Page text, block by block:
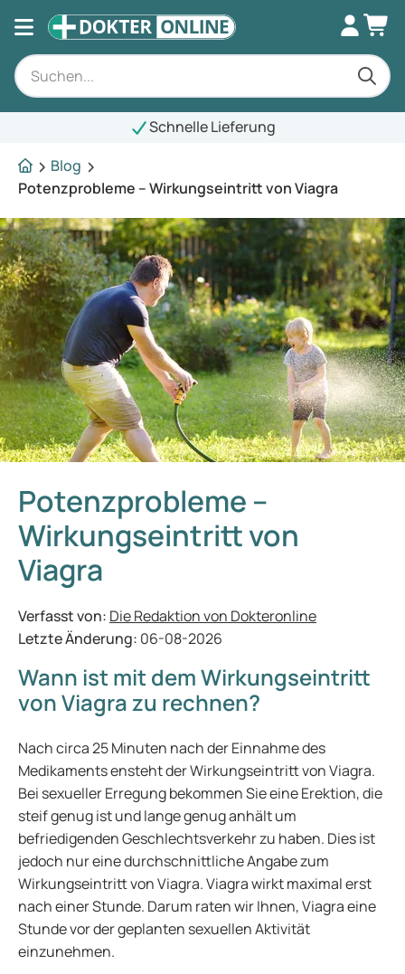
Schnelle Lieferung
Blog
Potenzprobleme – Wirkungseintritt von Viagra
Potenzprobleme –
Wirkungseintritt von
Viagra
Verfasst von: Die Redaktion von Dokteronline
Letzte Änderung: 06-08-2026
Wann ist mit dem Wirkungseintritt
von Viagra zu rechnen?
Nach circa 25 Minuten nach der Einnahme des
Medikaments ensteht der Wirkungseintritt von Viagra.
Bei sexueller Erregung bekommen Sie eine Erektion, die
steif genug ist und lange genug anhält um
befriedigenden Geschlechtsverkehr zu haben. Dies ist
jedoch nur eine durchschnittliche Angabe zum
Wirkungseintritt von Viagra. Viagra wirkt maximal erst
nach einer Stunde. Darum raten wir Ihnen, Viagra eine
Stunde vor der geplanten sexuellen Aktivität
einzunehmen.